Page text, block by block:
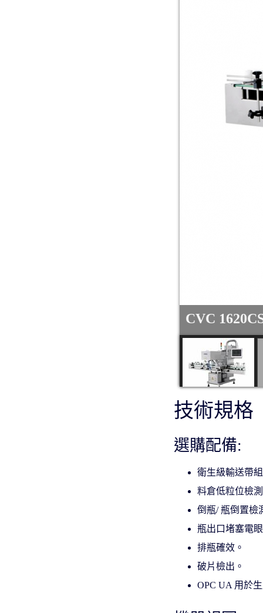
選配：膠囊
技術規格
選購配備:
衛⽣級輸送帶
料倉低粒位檢
倒瓶/ 瓶倒置檢
瓶出⼝堵塞電
排瓶確效。
破⽚檢出。
OPC UA ⽤於